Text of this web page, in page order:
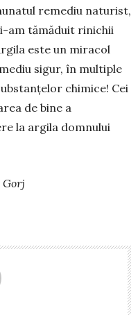
re­mediu naturist,
am tămăduit rinichii
este un miracol
sigur, în multiple
chimice! Cei
de bine a
la argila domnului
Gorj